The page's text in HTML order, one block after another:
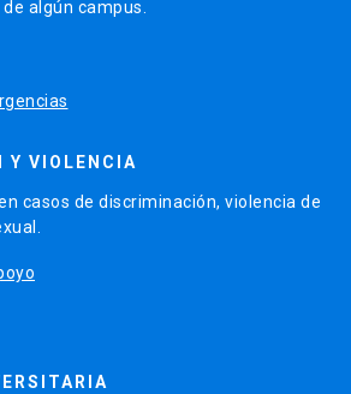
algún campus.
Y VIOLENCIA
casos de discriminación, violencia de